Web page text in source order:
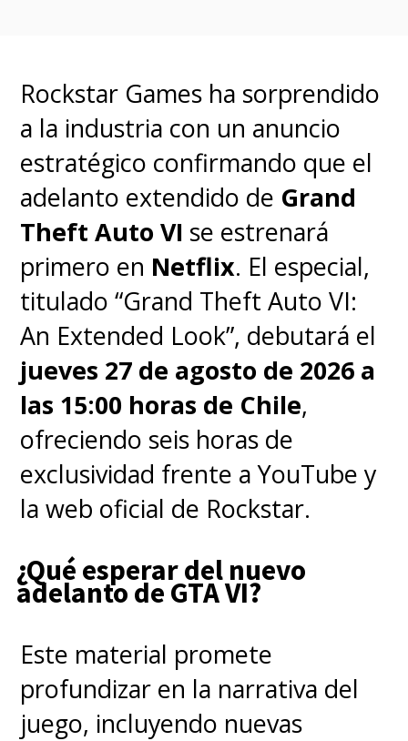
Rockstar Games ha sorprendido
a la industria con un anuncio
estratégico confirmando que el
adelanto extendido de Grand
Theft Auto VI se estrenará
primero en Netflix. El especial,
titulado “Grand Theft Auto VI:
An Extended Look”, debutará el
jueves 27 de agosto de 2026 a
las 15:00 horas de Chile,
ofreciendo seis horas de
exclusividad frente a YouTube y
la web oficial de Rockstar.
¿Qué esperar del nuevo
adelanto de GTA VI?
Este material promete
profundizar en la narrativa del
juego, incluyendo nuevas